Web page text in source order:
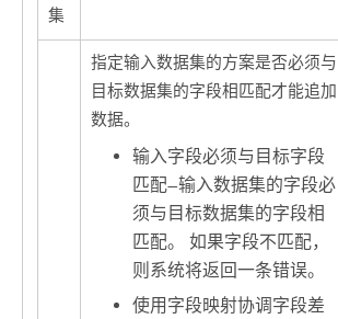
集
指定输入数据集的方案是否必须与
目标数据集的字段相匹配才能追加
数据。
输入字段必须与目标字段
匹配—输入数据集的字段必
须与目标数据集的字段相
匹配。 如果字段不匹配，
则系统将返回一条错误。
使用字段映射协调字段差